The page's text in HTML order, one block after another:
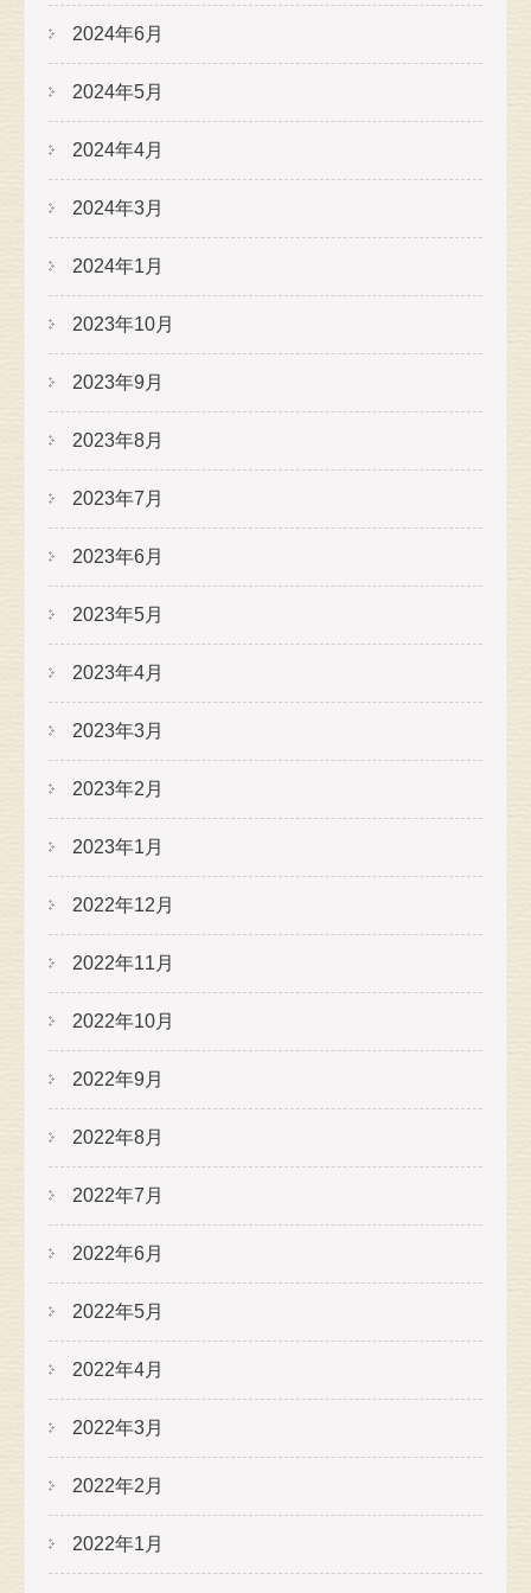
2024年6月
2024年5月
2024年4月
2024年3月
2024年1月
2023年10月
2023年9月
2023年8月
2023年7月
2023年6月
2023年5月
2023年4月
2023年3月
2023年2月
2023年1月
2022年12月
2022年11月
2022年10月
2022年9月
2022年8月
2022年7月
2022年6月
2022年5月
2022年4月
2022年3月
2022年2月
2022年1月